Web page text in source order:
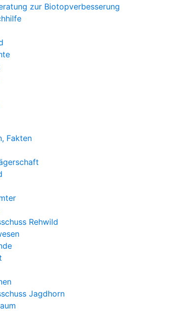
zur Biotopverbesserung
Fakten
Rehwild
Jagdhorn